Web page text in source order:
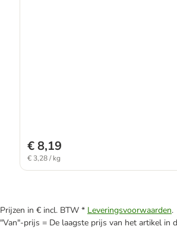
€ 8,19
€ 3,28 / kg
Prijzen in € incl. BTW * Leveringsvoorwaarden.
"Van"-prijs = De laagste prijs van het artikel in